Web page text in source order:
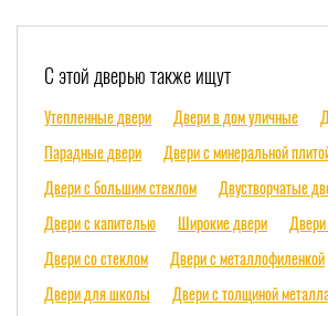
С этой дверью также ищут
Утепленные двери Двери в дом уличные
Парадные двери
Двери с минеральной
Двери с большим стеклом
Двустворчатые
Двери с капителью
Широкие двери
Двери со стеклом
Двери с металлофиленкой
Двери для школы
Двери с толщиной